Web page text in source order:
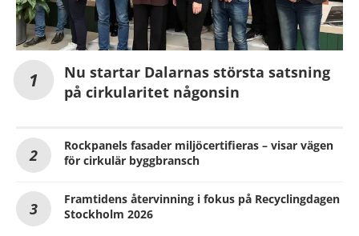
Nu startar Dalarnas största satsning
på cirkularitet någonsin
Rockpanels fasader miljöcertifieras – visar vägen
för cirkulär byggbransch
Framtidens återvinning i fokus på Recyclingdagen
Stockholm 2026